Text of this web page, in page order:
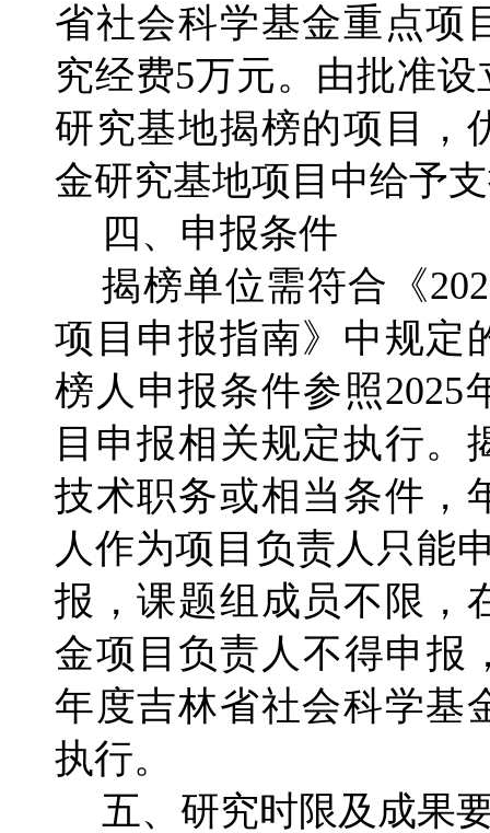
省社会科学基金重点项
究经费5万元。由批准
研究基地揭榜的项目，
金研究基地项目中给予
四、申报条件
揭榜单位需符合《
项目申报指南》中规定
榜人申报条件参照2025
目申报相关规定执行。
技术职务或相当条件，
人作为项目负责人只能
报，课题组成员不限，
金项目负责人不得申报
年度吉林省社会科学基
执行。
五、研究时限及成果